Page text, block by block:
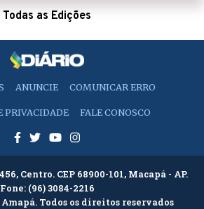
Todas as Edições
ANUNCIE COMUNICAR ERRO
PRIVACIDADE FALE CONOSCO
Centro. CEP 68900-101, Macapá - AP.
Fone: (96) 3084-2216
Todos os direitos reservados